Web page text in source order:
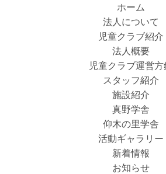
ホーム
法人について
児童クラブ紹介
法人概要
児童クラブ運営方
スタッフ紹介
施設紹介
真野学舎
仰木の里学舎
活動ギャラリー
新着情報
お知らせ